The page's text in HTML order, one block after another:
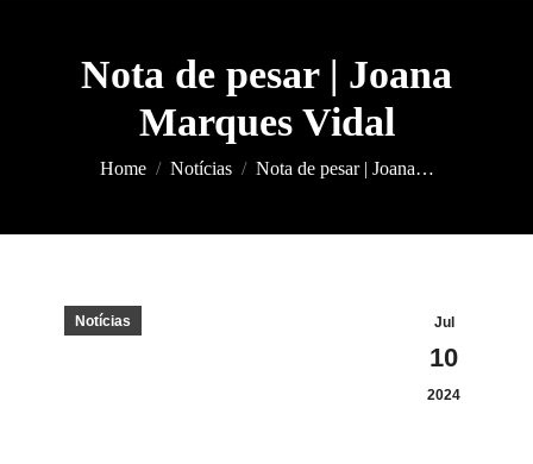
Nota de pesar | Joana
Marques Vidal
You are here:
Home Notícias Nota de pesar | Joana…
Jul
10
2024
Notícias